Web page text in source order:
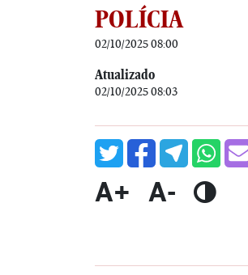
POLÍCIA
02/10/2025 08:00
Atualizado
02/10/2025 08:03
A+ A-